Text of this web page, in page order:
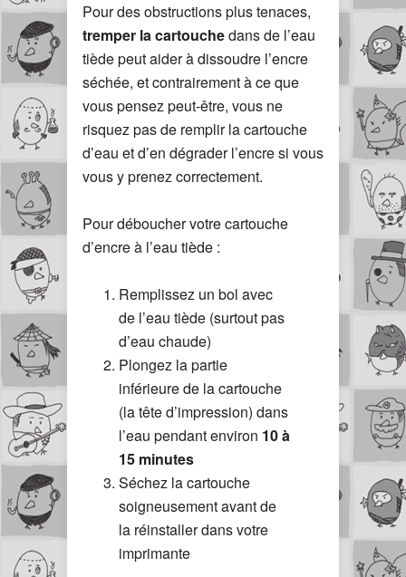
Pour des obstructions plus tenaces,
tremper la cartouchedans de l’eau
tiède peut aider à dissoudre l’encre
séchée, et contrairement à ce que
vous pensez peut-être, vous ne
risquez pas de remplir la cartouche
d’eau et d’en dégrader l’encre si vous
vous y prenez correctement.
Pour déboucher votre cartouche
d’encre à l’eau tiède :
Remplissez un bol avec
de l’eau tiède (surtout pas
d’eau chaude)
Plongez la partie
inférieure de la cartouche
(la tête d’impression) dans
l’eau pendant environ 10 à
15 minutes
Séchez la cartouche
soigneusement avant de
la réinstaller dans votre
imprimante